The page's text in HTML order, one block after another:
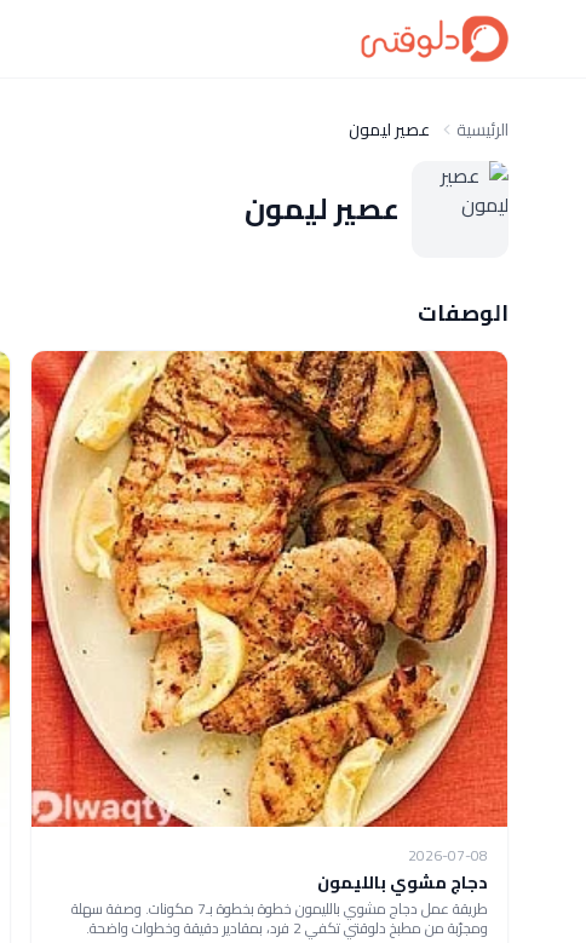
الرئيسية عصير ليمون
عصير ليمون
الوصفات
2026-07-08
دجاج مشوي بالليمون
طريقة عمل دجاج مشوي بالليمون خطوة بخطوة بـ7 مكونات. وصفة سهلة
ومجرّبة من مطبخ دلوقتي تكفي 2 فرد، بمقادير دقيقة وخطوات واضحة.